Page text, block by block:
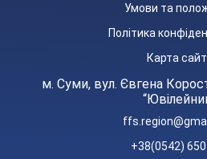
Умови та
Політика
Карта
м. Суми, вул. Євгена
+38(0542)